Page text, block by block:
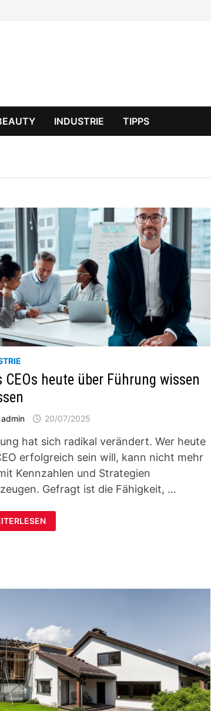
INDUSTRIE TIPPS
CEOs heute über Führung wissen
admin 20/07/2025
hat sich radikal verändert. Wer heute
erfolgreich sein will, kann nicht mehr
Kennzahlen und Strategien
Gefragt ist die Fähigkeit, …